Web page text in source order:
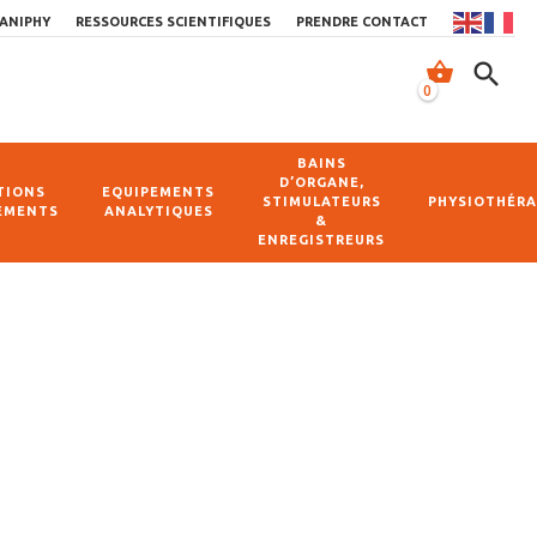
0
shopping_basket search
RESSOURCES SCIENTIFIQUES PRENDRE CONTACT
EQUIPEMENTS
ANALYTIQUES
BAINS
D’ORGANE,
STIMULATEURS
&
ENREGISTREURS